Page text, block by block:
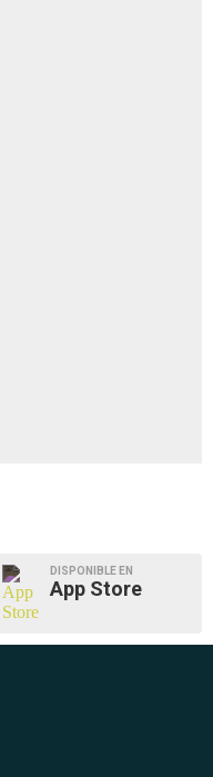
DISPONIBLE EN
App Store